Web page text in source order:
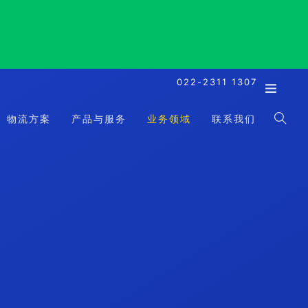
022-2311 1307
物流方案 产品与服务 业务领域 联系我们